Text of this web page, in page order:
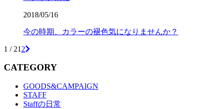
2018/05/16
今の時期、カラーの褪色気になりませんか？
1 / 21 2
CATEGORY
GOODS&CAMPAIGN
STAFF
Staffの日常